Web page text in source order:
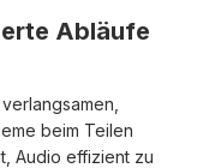
Abläufe
beim Teilen
Audio effizient zu